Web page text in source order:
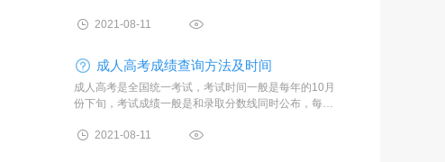
人高考录取查询时
2021-08-11
成人高考成绩查询方法及时间
成人高考是全国统一考试，考试时间一般是每年的10月
份下旬，考试成绩一般是和录取分数线同时公布，每个
一下几个时间节点
2021-08-11